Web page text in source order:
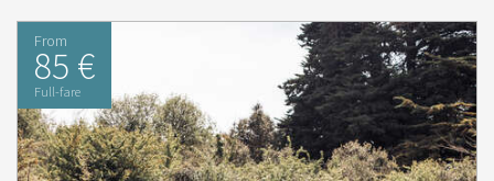
From
85 €
Full-fare